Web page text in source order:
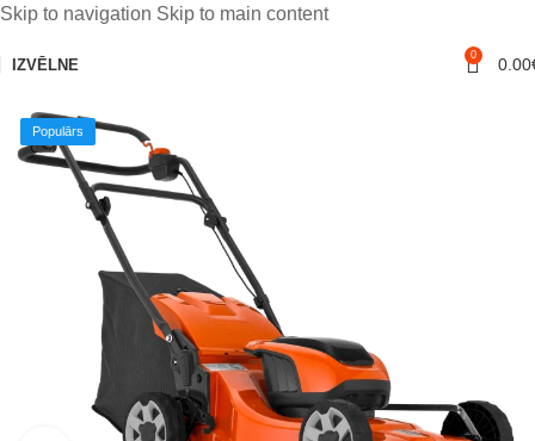
Skip to navigation Skip to main content
IZVĒLNE
0 0.00
Populārs